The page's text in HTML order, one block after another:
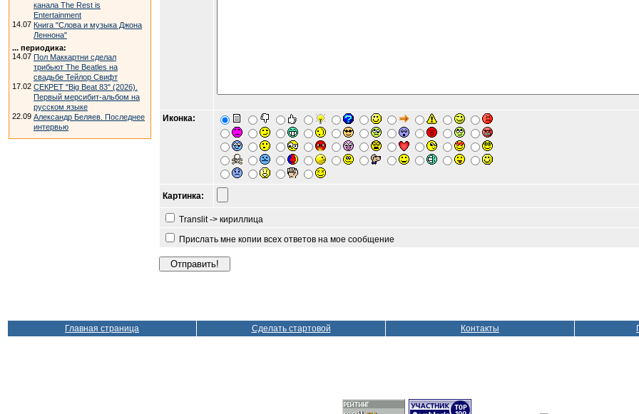
канала The Rest is
Entertainment
14.07 Книга "Слова и музыка Джона
Леннона"
... периодика:
14.07 Пол Маккартни сделал
трибьют The Beatles на
свадьбе Тейлор Свифт
17.02 СЕКРЕТ "Big Beat 83" (2026).
Первый мерсибит-альбом на
русском языке
22.09 Александр Беляев. Последнее
интервью
Иконка:
Картинка:
Translit -> кириллица
Прислать мне копии всех ответов на мое сообщение
Главная страница Сделать стартовой Контакты